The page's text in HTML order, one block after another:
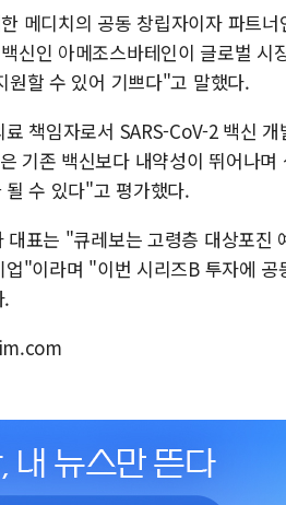
메디치의 공동 창립자이자 파트
신인 아메조스바테인이 글로벌
원할 수 있어 기쁘다"고 말했다.
책임자로서 SARS-CoV-2 백신
기존 백신보다 내약성이 뛰어나
될 수 있다"고 평가했다.
대표는 "큐레보는 고령층 대상포
업"이라며 "이번 시리즈B 투자에
.